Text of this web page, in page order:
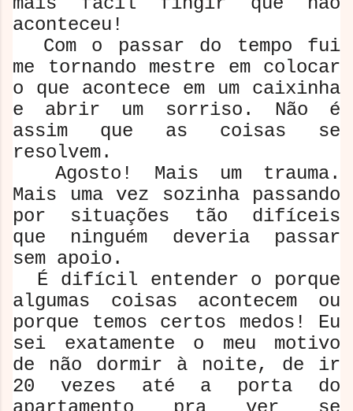
aconteceu!
Com o passar do tempo fui
me tornando mestre em colocar
o que acontece em um caixinha
e abrir um sorriso. Não é
assim que as coisas se
resolvem.
Agosto! Mais um trauma.
Mais uma vez sozinha passando
por situações tão difíceis
que ninguém deveria passar
sem apoio.
É difícil entender o porque
algumas coisas acontecem ou
porque temos certos medos! Eu
sei exatamente o meu motivo
de não dormir à noite, de ir
20 vezes até a porta do